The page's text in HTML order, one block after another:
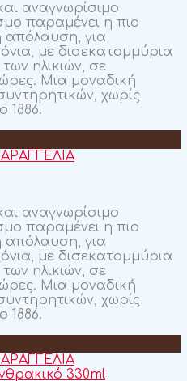
αναγνωρίσιμο
παραμένει η πιο
για
με δισεκατομμύρια
ηλικιών, σε
Μια μοναδική
χωρίς
1886.
αναγνωρίσιμο
παραμένει η πιο
για
με δισεκατομμύρια
ηλικιών, σε
Μια μοναδική
χωρίς
1886.